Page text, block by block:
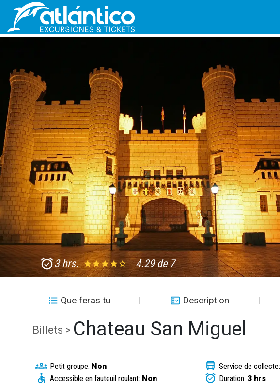
3 hrs. 4.29 de 7
Que feras tu Description
Billets > Chateau San Miguel
Petit groupe: Non Service de collecte:
Accessible en fauteuil roulant: Non Duration: 3 hrs